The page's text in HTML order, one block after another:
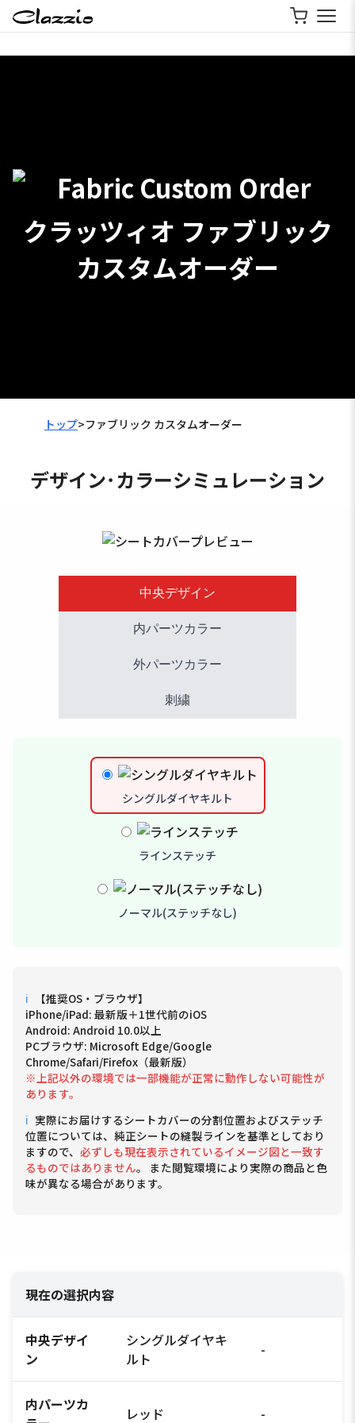
クラッツィオ ファブリック
カスタムオーダー
トップ>ファブリック カスタムオーダー
デザイン･カラーシミュレーション
中央デザイン
内パーツカラー
外パーツカラー
刺繍
シングルダイヤキルト
ラインステッチ
ノーマル(ステッチなし)
ℹ
【推奨OS・ブラウザ】
iPhone/iPad: 最新版＋1世代前のiOS
Android: Android 10.0以上
PCブラウザ: Microsoft Edge/Google
Chrome/Safari/Firefox（最新版）
※上記以外の環境では一部機能が正常に動作しない可能性が
あります。
ℹ 実際にお届けするシートカバーの分割位置およびステッチ
位置については、純正シートの縫製ラインを基準としており
ますので、 必ずしも現在表示されているイメージ図と一致す
るものではありません。 また閲覧環境により実際の商品と色
味が異なる場合があります。
現在の選択内容
中央デザイ
ン
シングルダイヤキ
ルト
-
内パーツカ
レッド -